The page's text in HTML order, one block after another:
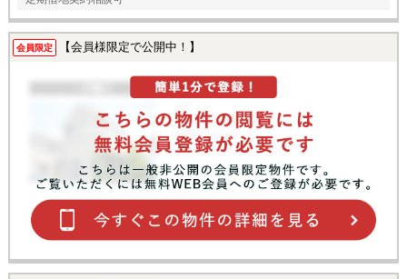
会員限定 【会員様限定で公開中！】